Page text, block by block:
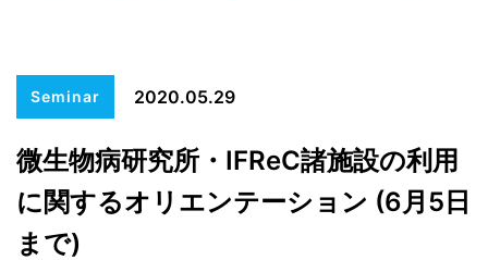
Seminar 2020.05.29
微生物病研究所・IFReC諸施設の利用
に関するオリエンテーション (6月5日
まで)